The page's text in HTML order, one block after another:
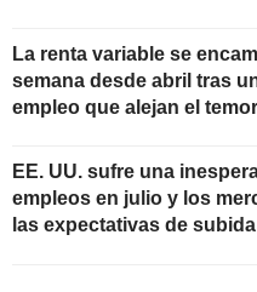
La renta variable se
semana desde abril tras
empleo que alejan el
EE. UU. sufre una
empleos en julio y los
las expectativas de